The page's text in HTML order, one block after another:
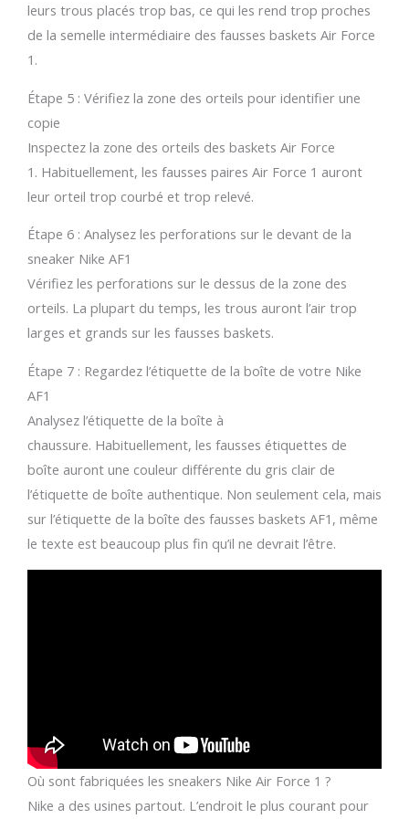
leurs trous placés trop bas, ce qui les rend trop proches
de la semelle intermédiaire des fausses baskets Air Force
1.
Étape 5 : Vérifiez la zone des orteils pour identifier une
copie
Inspectez la zone des orteils des baskets Air Force
1. Habituellement, les fausses paires Air Force 1 auront
leur orteil trop courbé et trop relevé.
Étape 6 : Analysez les perforations sur le devant de la
sneaker Nike AF1
Vérifiez les perforations sur le dessus de la zone des
orteils. La plupart du temps, les trous auront l’air trop
larges et grands sur les fausses baskets.
Étape 7 : Regardez l’étiquette de la boîte de votre Nike
AF1
Analysez l’étiquette de la boîte à
chaussure. Habituellement, les fausses étiquettes de
boîte auront une couleur différente du gris clair de
l’étiquette de boîte authentique. Non seulement cela, mais
sur l’étiquette de la boîte des fausses baskets AF1, même
le texte est beaucoup plus fin qu’il ne devrait l’être.
Où sont fabriquées les sneakers Nike Air Force 1 ?
Nike a des usines partout. L’endroit le plus courant pour